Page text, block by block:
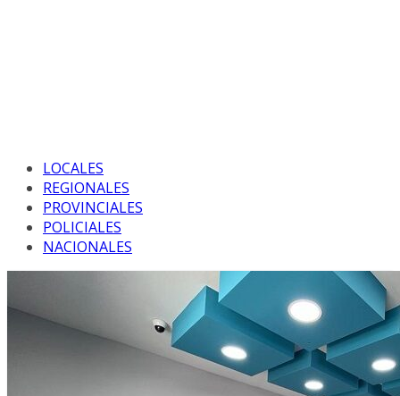
LOCALES
REGIONALES
PROVINCIALES
POLICIALES
NACIONALES